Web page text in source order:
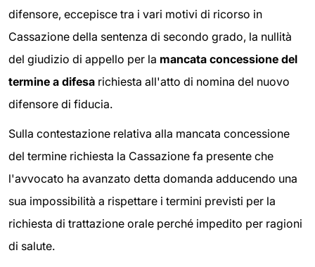
difensore, eccepisce tra i vari motivi di ricorso in
Cassazione della sentenza di secondo grado, la nullità
del giudizio di appello per la mancata concessione del
termine a difesa richiesta all'atto di nomina del nuovo
difensore di fiducia.
Sulla contestazione relativa alla mancata concessione
del termine richiesta la Cassazione fa presente che
l'avvocato ha avanzato detta domanda adducendo una
sua impossibilità a rispettare i termini previsti per la
richiesta di trattazione orale perché impedito per ragioni
di salute.